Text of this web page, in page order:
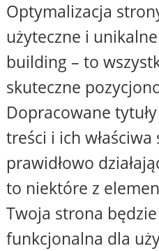
Optymalizacja
użyteczne i
building – to
skuteczne
Dopracowane
treści i ich
prawidłowo
to niektóre z
Twoja strona
funkcjonalna dla